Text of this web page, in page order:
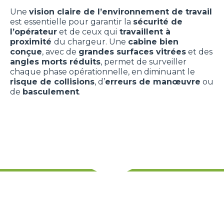
Une vision claire de l’environnement de travail
est essentielle pour garantir la sécurité de
l’opérateur et de ceux qui travaillent à
proximité du chargeur. Une cabine bien
conçue, avec de grandes surfaces vitrées et des
angles morts réduits, permet de surveiller
chaque phase opérationnelle, en diminuant le
risque de collisions, d’erreurs de manœuvre ou
de basculement.